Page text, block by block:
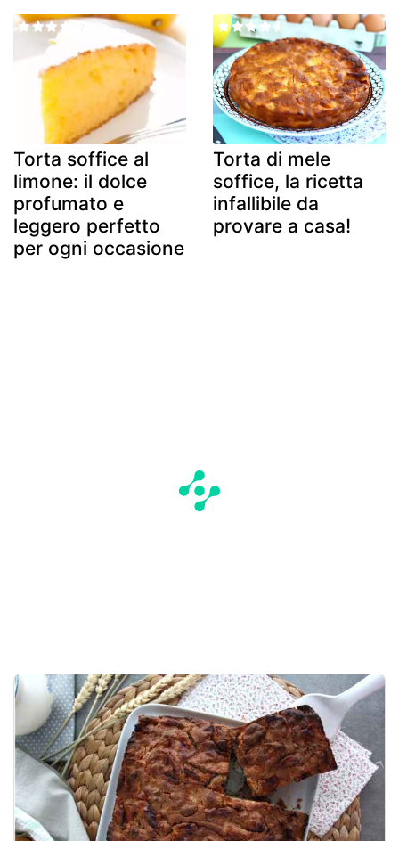
Torta soffice al
limone: il dolce
profumato e
leggero perfetto
per ogni occasione
Torta di mele
soffice, la ricetta
infallibile da
provare a casa!